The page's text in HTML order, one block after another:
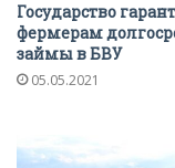
Государство
фермерам
займы в БВУ
05.05.2021